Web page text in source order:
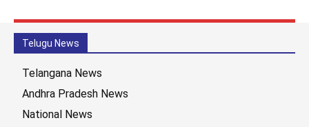
Telugu News
Telangana News
Andhra Pradesh News
National News